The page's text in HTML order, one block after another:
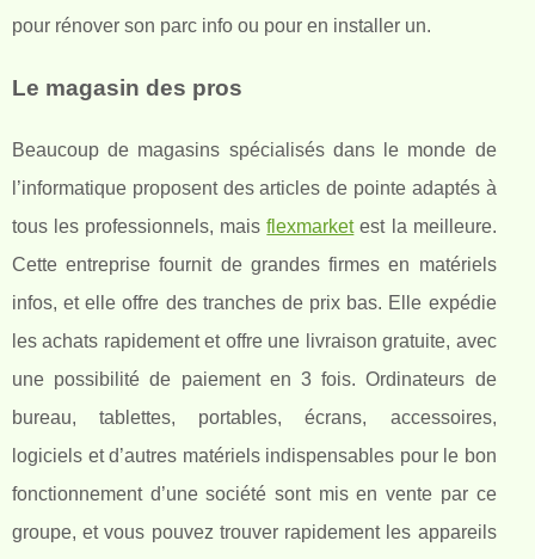
pour rénover son parc info ou pour en installer un.
Le magasin des pros
Beaucoup de magasins spécialisés dans le monde de
l’informatique proposent des articles de pointe adaptés à
tous les professionnels, maisflexmarketest la meilleure.
Cette entreprise fournit de grandes firmes en matériels
infos, et elle offre des tranches de prix bas. Elle expédie
les achats rapidement et offre une livraison gratuite, avec
une possibilité de paiement en 3 fois. Ordinateurs de
bureau, tablettes, portables, écrans, accessoires,
logiciels et d’autres matériels indispensables pour le bon
fonctionnement d’une société sont mis en vente par ce
groupe, et vous pouvez trouver rapidement les appareils